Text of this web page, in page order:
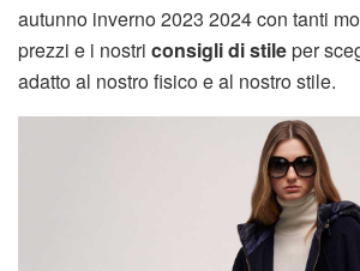
autunno inverno 2023 2024 con tanti
prezzi e i nostri consigli di stileper
adatto al nostro fisico e al nostro stile.